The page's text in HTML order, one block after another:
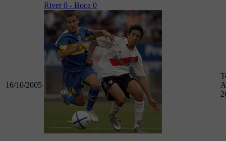
16/10/2005
River 0 - Boca 0